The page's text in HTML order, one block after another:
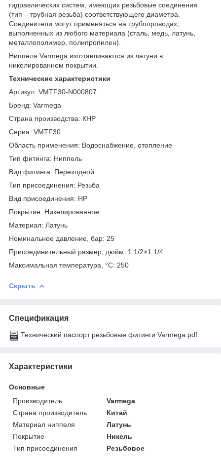
гидравлических систем, имеющих резьбовые соединения
(тип – трубная резьба) соответствующего диаметра.
Соединители могут применяться на трубопроводах,
выполненных из любого материала (сталь, медь, латунь,
металлополимер, полипропилен).
Ниппеля Varmega изготавливаются из латуни в
никелированном покрытии.
Технические характеристики
Артикул: VMTF30-N000807
Бренд: Varmega
Страна производства: КНР
Серия: VMTF30
Область применения: Водоснабжение, отопление
Тип фитинга: Ниппель
Вид фитинга: Переходной
Тип присоединения: Резьба
Вид присоединения: НР
Покрытие: Никелированное
Материал: Латунь
Номинальное давление, бар: 25
Присоединительный размер, дюйм: 1 1/2×1 1/4
Максимальная температура, °С: 250
Скрыть
Спецификация
Технический паспорт резьбовые фитинги Varmega.pdf
Характеристики
Основные
Производитель
Varmega
Страна производитель
Китай
Материал ниппеля
Латунь
Покрытие
Никель
Тип присоединения
Резьбовое